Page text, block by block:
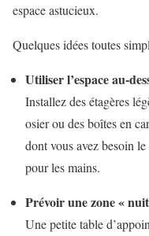
espace astucieux.
Quelques idées toutes
Utiliser l’espace au-
Installez des étagères
osier ou des boîtes en
dont vous avez besoin
pour les mains.
Prévoir une zone «
Une petite table